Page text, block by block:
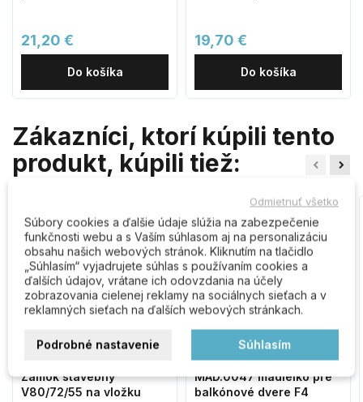
21,20 €
Do košíka
19,70 €
Do košíka
Zákazníci, ktorí kúpili tento
produkt, kúpili tiež:
Zámok stavebný
V80/72/55 na vložku
MAD.0047 madielko pre
balkónové dvere F4
Odmietnuť všetko
Súbory cookies a ďalšie údaje slúžia na zabezpečenie
funkčnosti webu a s Vaším súhlasom aj na personalizáciu
obsahu našich webových stránok. Kliknutím na tlačidlo
„Súhlasím“ vyjadrujete súhlas s používaním cookies a
ďalších údajov, vrátane ich odovzdania na účely
zobrazovania cielenej reklamy na sociálnych sieťach a v
reklamných sieťach na ďalších webových stránkach.
Podrobné nastavenie Súhlasím